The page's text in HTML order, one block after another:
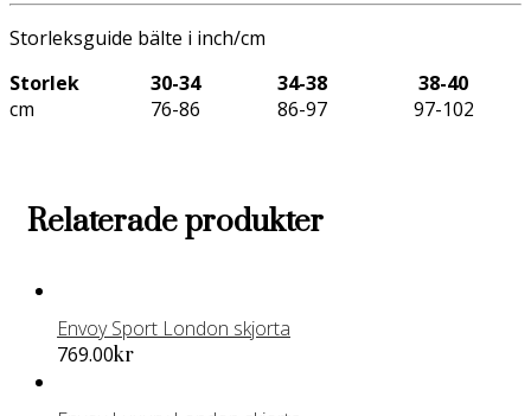
Storleksguide bälte i inch/cm
Storlek
30-34 34-38
38-40
cm
76-86 86-97 97-102
Relaterade produkter
Envoy Sport London skjorta
Den
769.00kr